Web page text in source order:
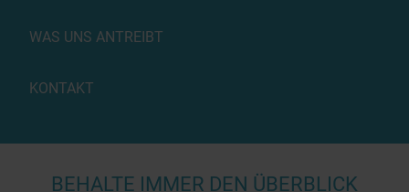
WAS UNS ANTREIBT
KONTAKT
BEHALTE IMMER DEN ÜBERBLICK